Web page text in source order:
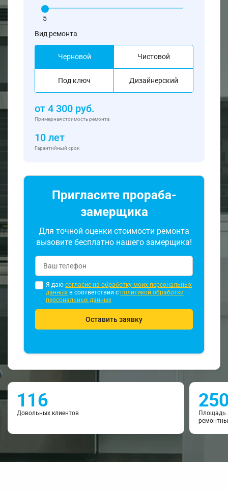
5
Вид ремонта
Черновой Чистовой
Под ключ Дизайнерский
от 4 300 руб.
Примерная стоимость ремонта
10 лет
Гарантийный срок
Пригласите прораба-
замерщика
Для точной оценки стоимости ремонта
вызовите бесплатно нашего замерщика!
Я даю согласие на обработку моих персональных
данных в соответствии с политикой обработки
персональных данных
Оставить заявку
116
Довольных клиентов
Площадь